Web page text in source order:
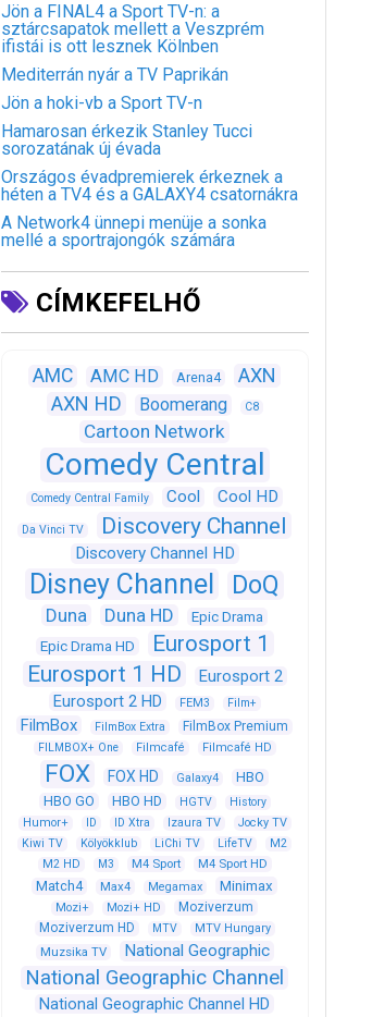
Jön a FINAL4 a Sport TV-n: a
sztárcsapatok mellett a Veszprém
ifistái is ott lesznek Kölnben
Mediterrán nyár a TV Paprikán
Jön a hoki-vb a Sport TV-n
Hamarosan érkezik Stanley Tucci
sorozatának új évada
Országos évadpremierek érkeznek a
héten a TV4 és a GALAXY4 csatornákra
A Network4 ünnepi menüje a sonka
mellé a sportrajongók számára
CÍMKEFELHŐ
AMC AMC HD Arena4
AXN
AXN HD
Boomerang C8
Cartoon Network
Comedy Central
Comedy Central Family Cool Cool HD
Da Vinci TV Discovery Channel
Discovery Channel HD
Disney Channel DoQ
Duna Duna HD
Epic Drama
Epic Drama HD
Eurosport 1
Eurosport 1 HD
Eurosport 2
Eurosport 2 HD
FEM3 Film+
FilmBox FilmBox Extra FilmBox Premium
FILMBOX+ One Filmcafé Filmcafé HD
FOX FOX HD Galaxy4
HBO
HBO GO
HBO HD HGTV
History
Humor+
ID ID Xtra Izaura TV
Jocky TV
Kiwi TV
Kölyökklub LiChi TV LifeTV
M2
M2 HD
M3 M4 Sport M4 Sport HD
Match4 Max4 Megamax Minimax
Mozi+ Mozi+ HD
Moziverzum
Moziverzum HD
MTV MTV Hungary
Muzsika TV National Geographic
National Geographic Channel
National Geographic Channel HD